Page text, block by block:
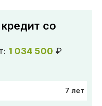
со
1 034 500 ₽
7 лет